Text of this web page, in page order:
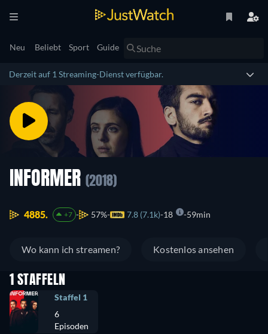
Neu Beliebt Sport Guide
Derzeit auf 1 Streaming-Dienst verfügbar.
INFORMER (2018)
4885. +7 57% 7.8 (7.1k) 18 59min
Wo kann ich streamen? Kostenlos ansehen
1 STAFFELN
Staffel 1
6
Episoden